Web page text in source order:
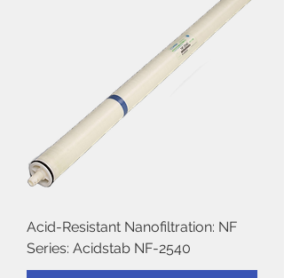
Acid-Resistant Nanofiltration: NF
Series: Acidstab NF-2540